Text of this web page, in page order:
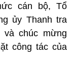
cán bộ, Tổ
ủy Thanh tra
và chúc mừng
công tác của